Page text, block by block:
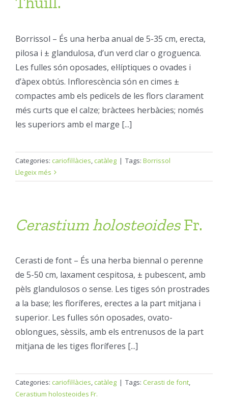
Borrissol – És una herba anual de 5-35 cm, erecta,
pilosa i ± glandulosa, d’un verd clar o groguenca.
Les fulles són oposades, el·líptiques o ovades i
d’àpex obtús. Inflorescència són en cimes ±
compactes amb els pedicels de les flors clarament
més curts que el calze; bràctees herbàcies; només
les superiors amb el marge [...]
Categories: cariofil·làcies catàleg | Tags: Borrissol
Llegeix més
Cerastium holosteoidesFr.
Cerasti de font – És una herba biennal o perenne
de 5-50 cm, laxament cespitosa, ± pubescent, amb
pèls glandulosos o sense. Les tiges són prostrades
a la base; les floríferes, erectes a la part mitjana i
superior. Les fulles són oposades, ovato-
oblongues, sèssils, amb els entrenusos de la part
mitjana de les tiges floríferes [...]
Categories: cariofil·làcies, catàleg | Tags: Cerasti de font,
Cerastium holosteoides Fr.